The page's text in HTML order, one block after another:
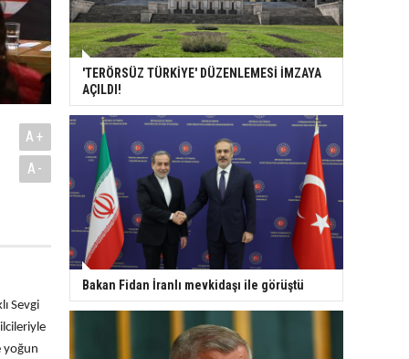
A+
A-
Sevgi
yoğun
'TERÖRSÜZ TÜRKİYE' DÜZENLEMESİ İMZAYA
AÇILDI!
Bakan Fidan İranlı mevkidaşı ile görüştü